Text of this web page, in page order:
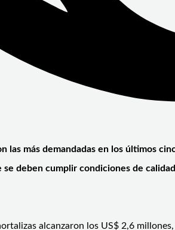
las más demandadas en los últimos
deben cumplir condiciones de
alcanzaron los US$ 2,6